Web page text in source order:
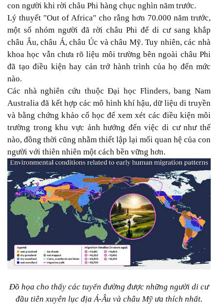
con người khi rời châu Phi hàng chục nghìn năm trước.
Lý thuyết "Out of Africa" cho rằng hơn 70.000 năm trước,
một số nhóm người đã rời châu Phi để di cư sang khắp
châu Âu, châu Á, châu Úc và châu Mỹ. Tuy nhiên, các nhà
khoa học vẫn chưa rõ liệu môi trường bên ngoài châu Phi
đã tạo điều kiện hay cản trở hành trình của họ đến mức
nào.
Các nhà nghiên cứu thuộc Đại học Flinders, bang Nam
Australia đã kết hợp các mô hình khí hậu, dữ liệu di truyền
và bằng chứng khảo cổ học để xem xét các điều kiện môi
trường trong khu vực ảnh hưởng đến việc di cư như thế
nào, đồng thời cũng nhằm thiết lập lại mối quan hệ của con
người với thiên nhiên một cách bền vững hơn.
Đồ họa cho thấy các tuyến đường được những người di cư
đầu tiên xuyên lục địa Á-Âu và châu Mỹ ưa thích nhất.